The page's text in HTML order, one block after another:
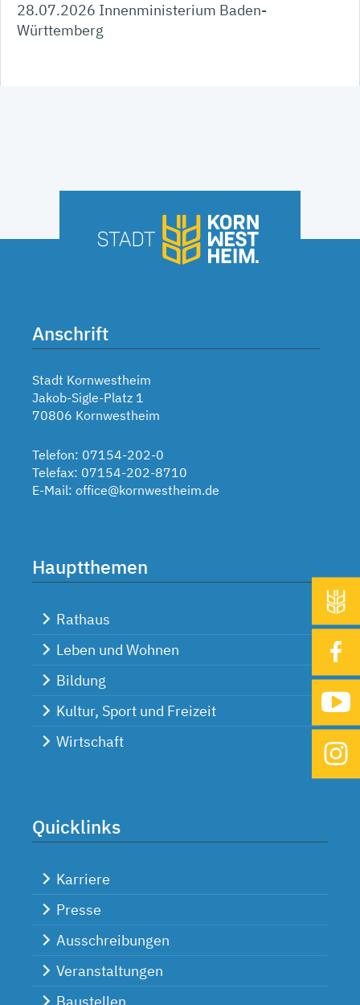
28.07.2026 Innenministerium Baden-
Württemberg
Anschrift
Stadt Kornwestheim
Jakob-Sigle-Platz 1
70806 Kornwestheim
Telefon: 07154-202-0
Telefax: 07154-202-8710
E-Mail: office@kornwestheim.de
Hauptthemen
Rathaus
Leben und Wohnen
Bildung
Kultur, Sport und Freizeit
Wirtschaft
Quicklinks
Karriere
Presse
Ausschreibungen
Veranstaltungen